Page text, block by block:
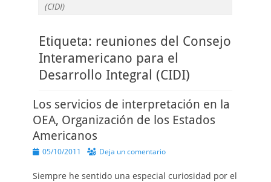
(CIDI)
Etiqueta: reuniones del Consejo
Interamericano para el
Desarrollo Integral (CIDI)
Los servicios de interpretación en la
OEA, Organización de los Estados
Americanos
Publicado
05/10/2011 Deja un comentario
Siempre he sentido una especial curiosidad por el